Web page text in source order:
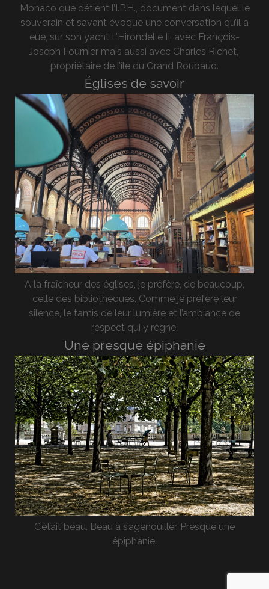
Monaco que détient l’I.P.H., document dans lequel le
souverain et savant évoque une conversation qu’il a
eue, sur son yacht L’Hirondelle II, avec François-
Joseph Fournier mais aussi avec Charles Richet,
propriétaire de l’île du Grand Roubaud.
Églises de savoir
A la fraîcheur des églises, je préfère, de beaucoup,
celle des bibliothèques. Comme je préfère leur
silence, le tamis de leur lumière et l’ambiance de
respect qui y règne.
Une presque épiphanie
C’était beau. Beau à s’agenouiller. Presque une
épiphanie.